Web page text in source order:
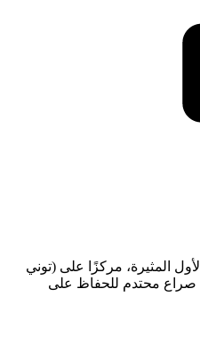
المثيرة، مركزًا على (توني
صراع محتدم للحفاظ على